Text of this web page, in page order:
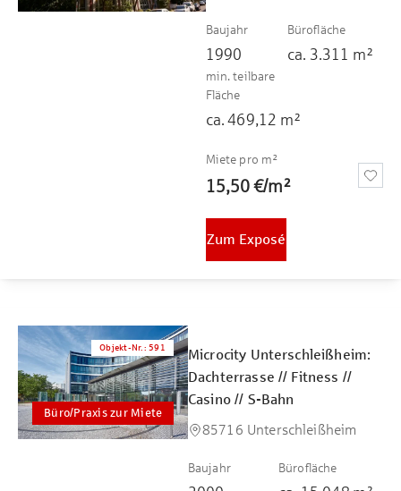
Baujahr
1990
Bürofläche
ca. 3.311 m²
min. teilbare
Fläche
ca. 469,12 m²
Miete pro m²
15,50 €/m²
Zum Exposé
Büro/Praxis zur Miete
Objekt-Nr. : 591
Microcity Unterschleißheim:
Dachterrasse // Fitness //
Casino // S-Bahn
85716 Unterschleißheim
Baujahr Bürofläche